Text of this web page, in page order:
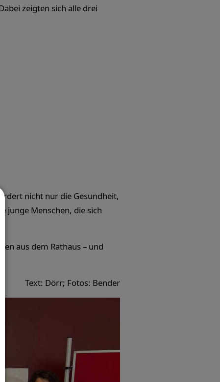
zeigten sich alle drei
nicht nur die Gesundheit,
junge Menschen, die sich
aus dem Rathaus – und
Text: Dörr; Fotos: Bender